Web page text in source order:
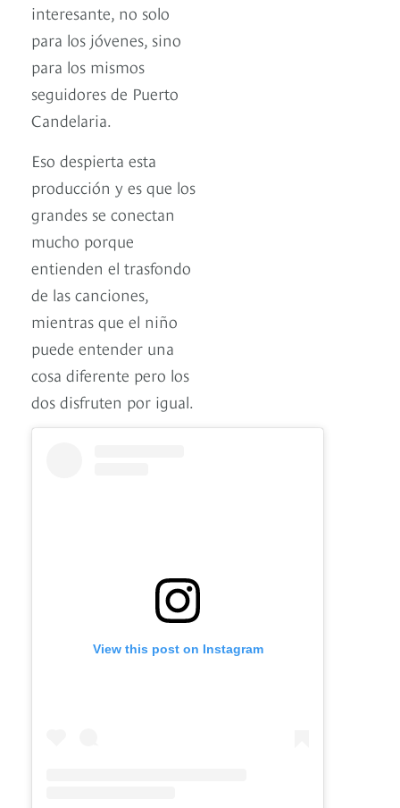
interesante, no solo
para los jóvenes, sino
para los mismos
seguidores de Puerto
Candelaria.
Eso despierta esta
producción y es que los
grandes se conectan
mucho porque
entienden el trasfondo
de las canciones,
mientras que el niño
puede entender una
cosa diferente pero los
dos disfruten por igual.
View this post on Instagram